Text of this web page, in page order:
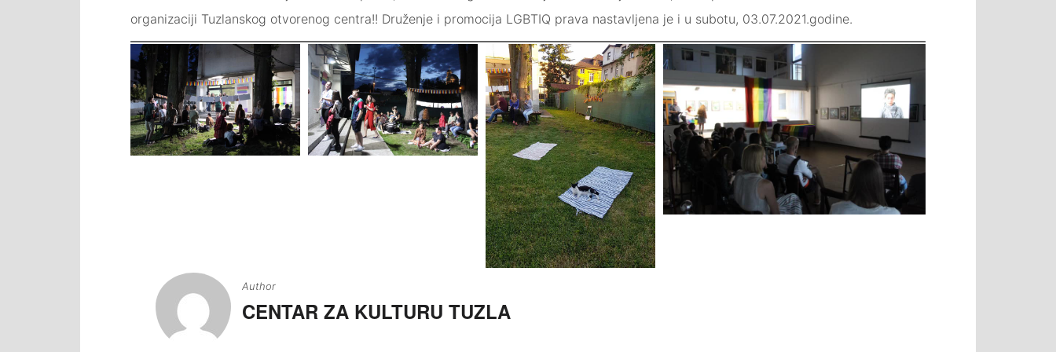
organizaciji Tuzlanskog otvorenog centra!! Druženje i promocija LGBTIQ prava nastavljena je i u subotu, 03.07.2021.godine.
Author
CENTAR ZA KULTURU TUZLA